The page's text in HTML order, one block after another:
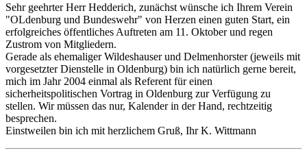
Sehr geehrter Herr Hedderich, zunächst wünsche ich Ihrem Verein
"OLdenburg und Bundeswehr" von Herzen einen guten Start, ein
erfolgreiches öffentliches Auftreten am 11. Oktober und regen
Zustrom von Mitgliedern.
Gerade als ehemaliger Wildeshauser und Delmenhorster (jeweils mit
vorgesetzter Dienstelle in Oldenburg) bin ich natürlich gerne bereit,
mich im Jahr 2004 einmal als Referent für einen
sicherheitspolitischen Vortrag in Oldenburg zur Verfügung zu
stellen. Wir müssen das nur, Kalender in der Hand, rechtzeitig
besprechen.
Einstweilen bin ich mit herzlichem Gruß, Ihr K. Wittmann